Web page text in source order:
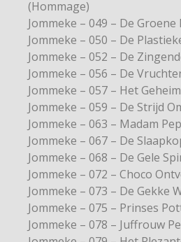
(Hommage)
Jommeke – 049 – De
Jommeke – 050 – De
Jommeke – 052 – De
Jommeke – 056 – De
Jommeke – 057 – Het
Jommeke – 059 – De Strijd
Jommeke – 063 – Madam
Jommeke – 067 – De
Jommeke – 068 – De Gele
Jommeke – 072 – Choco
Jommeke – 073 – De Gekke
Jommeke – 075 – Prinses
Jommeke – 078 – Juffrouw